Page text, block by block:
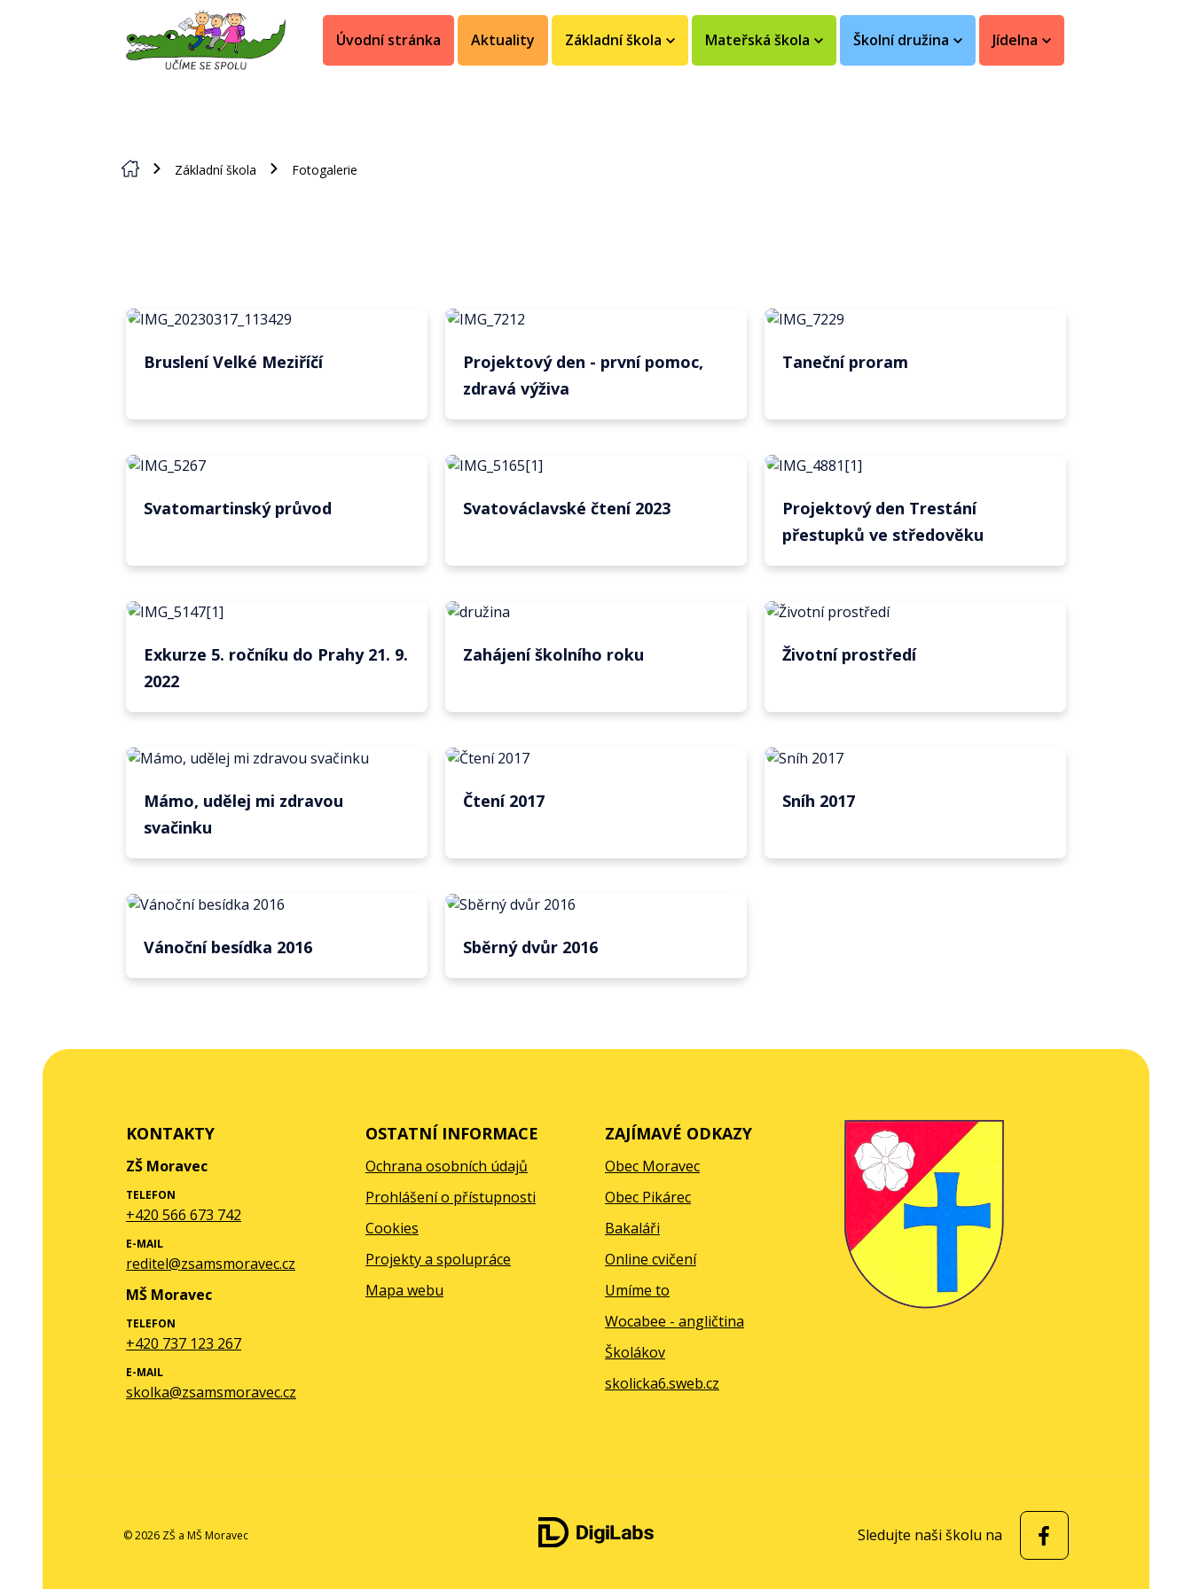
Úvodní stránka Aktuality Základní škola Mateřská škola Školní družina Jídelna
Základní škola Fotogalerie
Bruslení Velké Meziříčí
Projektový den - první pomoc,
zdravá výživa
Taneční proram
Svatomartinský průvod Svatováclavské čtení 2023
Projektový den Trestání
přestupků ve středověku
Exkurze 5. ročníku do Prahy 21. 9.
2022
Zahájení školního roku Životní prostředí
Mámo, udělej mi zdravou
svačinku
Čtení 2017 Sníh 2017
Vánoční besídka 2016 Sběrný dvůr 2016
KONTAKTY
ZŠ Moravec
TELEFON
+420 566 673 742
E-MAIL
reditel@zsamsmoravec.cz
MŠ Moravec
TELEFON
+420 737 123 267
E-MAIL
skolka@zsamsmoravec.cz
OSTATNÍ INFORMACE
Ochrana osobních údajů
Prohlášení o přístupnosti
Cookies
Projekty a spolupráce
Mapa webu
ZAJÍMAVÉ ODKAZY
Obec Moravec
Obec Pikárec
Bakaláři
Online cvičení
Umíme to
Wocabee - angličtina
Školákov
skolicka6.sweb.cz
© 2026 ZŠ a MŠ Moravec Sledujte naši školu na